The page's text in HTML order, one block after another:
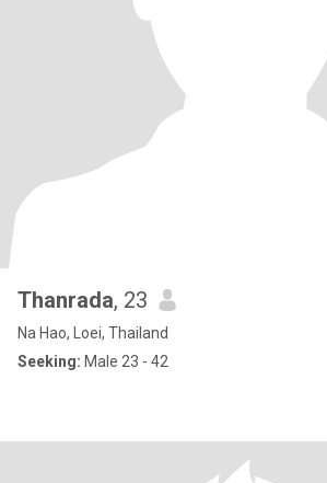
Thanrada, 23
Na Hao, Loei, Thailand
Seeking: Male 23 - 42